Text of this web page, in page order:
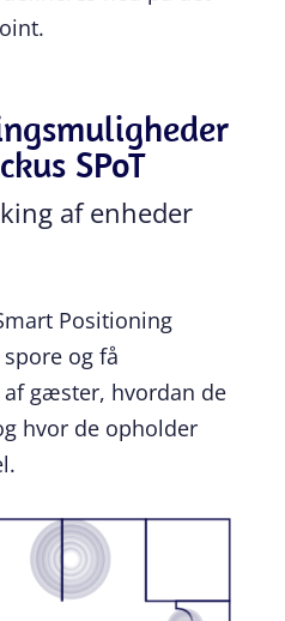
SPoT
af enheder
Positioning
og få
gæster, hvordan de
hvor de opholder